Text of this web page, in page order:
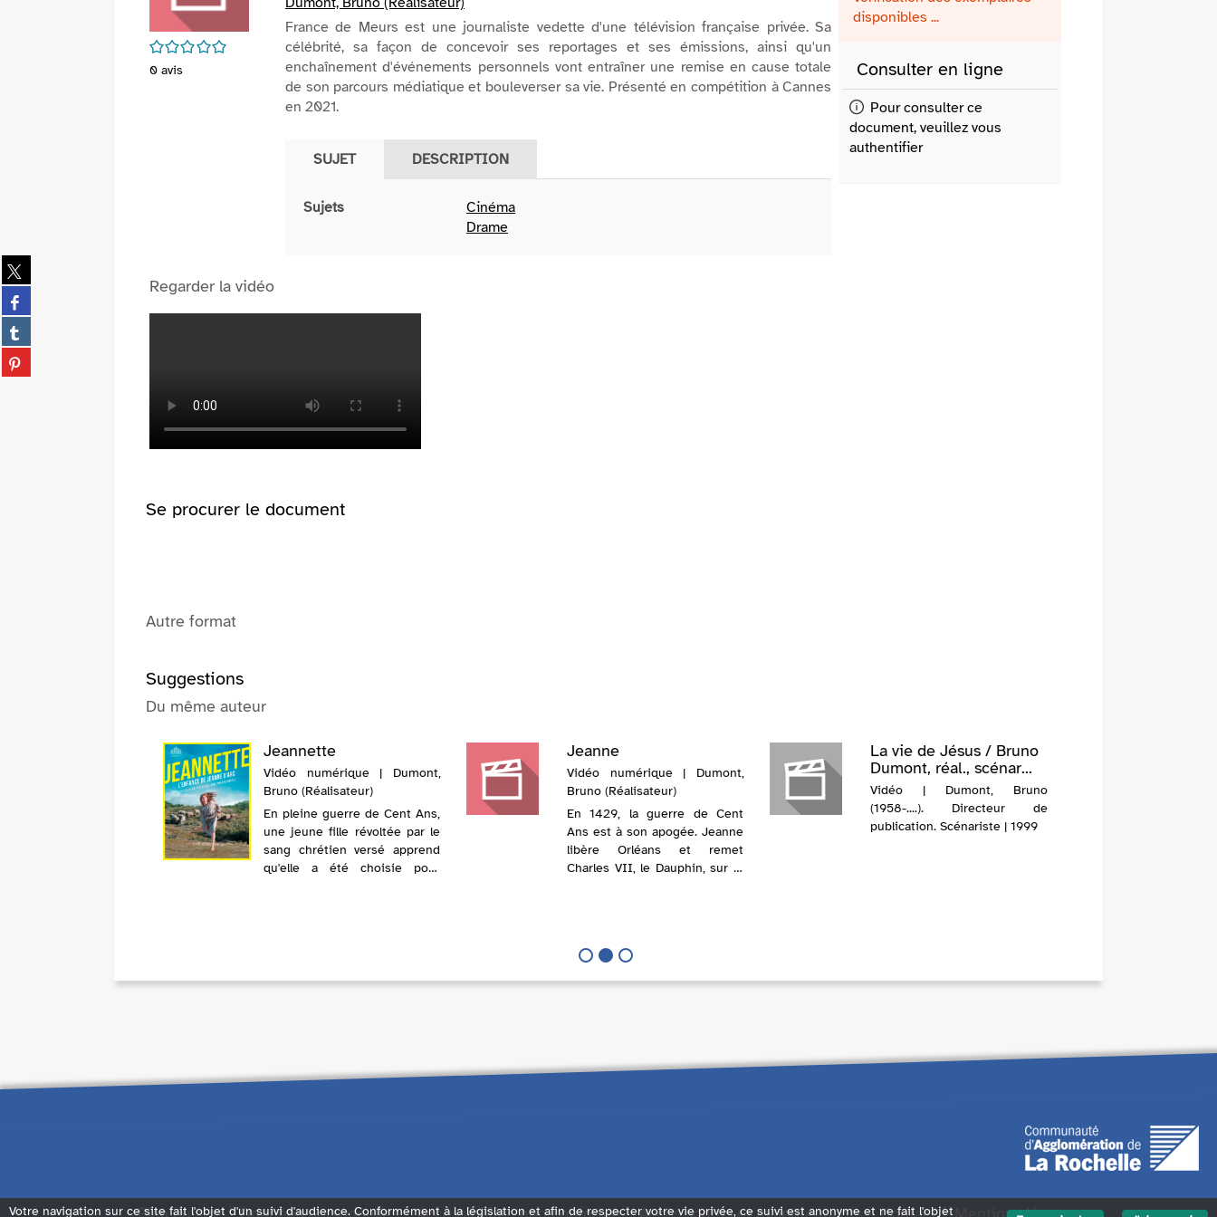
Partager
sur
twitter
(Nouvelle
fenêtre)
Partager
sur
facebook
(Nouvelle
fenêtre)
Partager
sur
tumblr
Partager
sur
/5
0 avis
France de Meurs est une journaliste vedette d'une télévision française privée. Sa
célébrité, sa façon de concevoir ses reportages et ses émissions, ainsi qu'un
enchaînement d'événements personnels vont entraîner une remise en cause totale
de son parcours médiatique et bouleverser sa vie. Présenté en compétition à Cannes
en 2021.
SUJET DESCRIPTION
Sujets
Cinéma
Drame
Regarder la vidéo
disponibles ...
Consulter en ligne
Pour consulter ce
document, veuillez vous
authentifier
Se procurer le document
Autre format
Suggestions
Du même auteur
Jeanne
Vidéo numérique | Dumont,
Bruno (Réalisateur)
En 1429, la guerre de Cent
Ans est à son apogée. Jeanne
libère Orléans et remet
Charles VII, le Dauphin, sur le
Compièg...
La vie de Jésus / Bruno
Dumont, réal., scénar...
Vidéo | Dumont, Bruno
(1958-....). Directeur de
publication. Scénariste | 1999
Jeannette
Vidéo numérique | Dumont,
Bruno (Réalisateur)
En pleine guerre de Cent Ans,
une jeune fille révoltée par le
sang chrétien versé apprend
qu'elle a été choisie pour
Votre navigation sur ce site fait l'objet d'un suivi d'audience. Conformément à la législation et afin de respecter votre vie privée, ce suivi est anonyme et ne fait l'objet